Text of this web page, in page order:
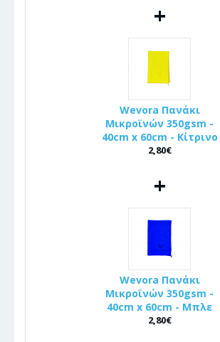
+
Wevora Πανάκι
Μικροϊνών 350gsm -
40cm x 60cm - Κίτρινο
2,80€
+
Wevora Πανάκι
Μικροϊνών 350gsm -
40cm x 60cm - Μπλε
2,80€